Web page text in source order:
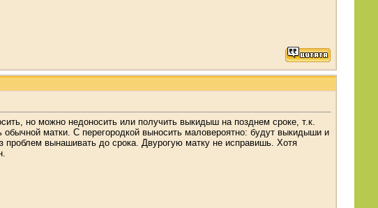
но можно недоносить или получить выкидыш на позднем сроке, т.к.
матки. С перегородкой выносить маловероятно: будут выкидыши и
проблем вынашивать до срока. Двурогую матку не исправишь. Хотя